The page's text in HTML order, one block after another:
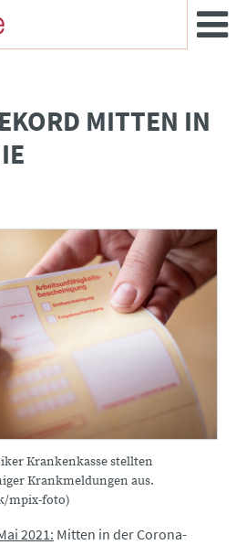
MITTEN IN
Krankenkasse stellten
Krankmeldungen aus.
mpix-foto)
2021: Mitten in der Corona-